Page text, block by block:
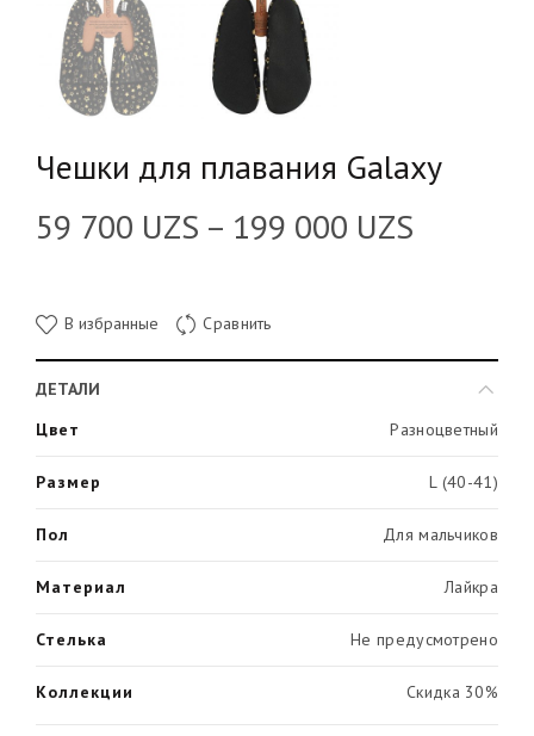
Чешки для плавания Galaxy
59 700 UZS – 199 000 UZS
В избранные Сравнить
ДЕТАЛИ
Цвет
Разноцветный
Размер L (40-41)
Пол Для мальчиков
Материал Лайкра
Стелька Не предусмотрено
Коллекции Скидка 30%